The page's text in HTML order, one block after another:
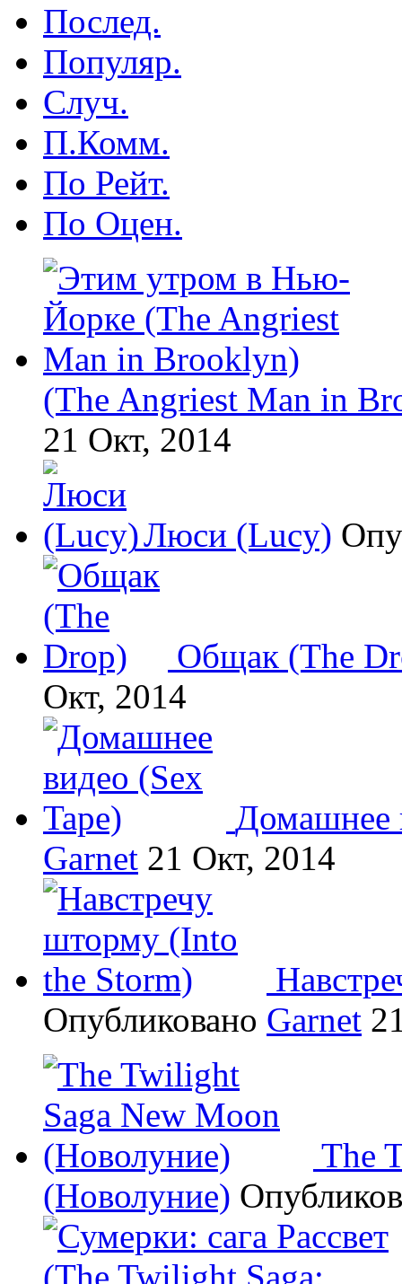
Послед.
Популяр.
Случ.
П.Комм.
По Рейт.
По Оцен.
(The Angriest Man in
21 Окт, 2014
Люси (Lucy)
Общак (The
Окт, 2014
Домашнее
Garnet 21 Окт, 2014
Опубликовано Garnet
The
(Новолуние)